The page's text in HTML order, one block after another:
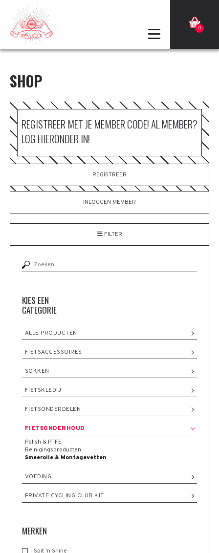
0
SHOP
REGISTREER MET JE MEMBER CODE! AL MEMBER?
LOG HIERONDER IN!
REGISTREER
INLOGGEN MEMBER
FILTER
KIES EEN
CATEGORIE
ALLE PRODUCTEN
FIETSACCESSOIRES
SOKKEN
FIETSKLEDIJ
FIETSONDERDELEN
FIETSONDERHOUD
Polish & PTFE
Reinigingsproducten
Smeerolie & Montagevetten
VOEDING
PRIVATE CYCLING CLUB KIT
MERKEN
Spit 'n Shine